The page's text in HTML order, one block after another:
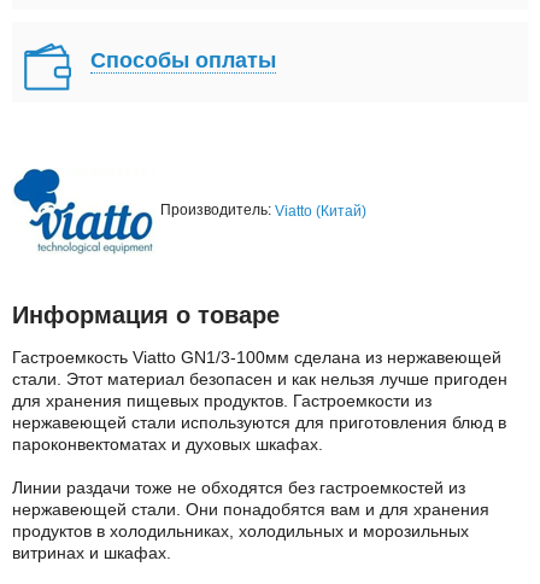
Способы оплаты
Производитель: Viatto (Китай)
Информация о товаре
Гастроемкость Viatto GN1/3-100мм сделана из нержавеющей
стали. Этот материал безопасен и как нельзя лучше пригоден
для хранения пищевых продуктов. Гастроемкости из
нержавеющей стали используются для приготовления блюд в
пароконвектоматах и духовых шкафах.
Линии раздачи тоже не обходятся без гастроемкостей из
нержавеющей стали. Они понадобятся вам и для хранения
продуктов в холодильниках, холодильных и морозильных
витринах и шкафах.